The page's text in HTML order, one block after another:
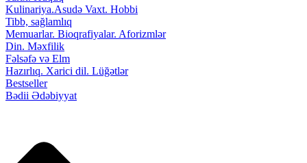
Kulinariya.Asudə Vaxt. Hobbi
Tibb, sağlamlıq
Memuarlar. Bioqrafiyalar. Aforizmlər
Din. Məxfilik
Fəlsəfə və Elm
Hazırlıq. Xarici dil. Lüğətlər
Bestseller
Bədii Ədəbiyyat